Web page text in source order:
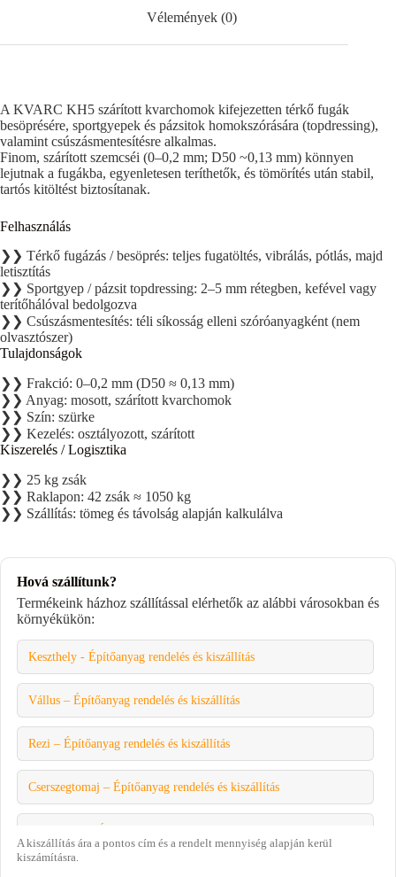
Vélemények (0)
A KVARC KH5 szárított kvarchomok kifejezetten térkő fugák
besöprésére, sportgyepek és pázsitok homokszórására (topdressing),
valamint csúszásmentesítésre alkalmas.
Finom, szárított szemcséi (0–0,2 mm; D50 ~0,13 mm) könnyen
lejutnak a fugákba, egyenletesen teríthetők, és tömörítés után stabil,
tartós kitöltést biztosítanak.
Felhasználás
❯❯ Térkő fugázás / besöprés: teljes fugatöltés, vibrálás, pótlás, majd
letisztítás
❯❯ Sportgyep / pázsit topdressing: 2–5 mm rétegben, kefével vagy
terítőhálóval bedolgozva
❯❯ Csúszásmentesítés: téli síkosság elleni szóróanyagként (nem
olvasztószer)
Tulajdonságok
❯❯ Frakció: 0–0,2 mm (D50 ≈ 0,13 mm)
❯❯ Anyag: mosott, szárított kvarchomok
❯❯ Szín: szürke
❯❯ Kezelés: osztályozott, szárított
Kiszerelés / Logisztika
❯❯ 25 kg zsák
❯❯ Raklapon: 42 zsák ≈ 1050 kg
❯❯ Szállítás: tömeg és távolság alapján kalkulálva
Hová szállítunk?
Termékeink házhoz szállítással elérhetők az alábbi városokban és
környékükön:
Keszthely - Építőanyag rendelés és kiszállítás
Vállus – Építőanyag rendelés és kiszállítás
Rezi – Építőanyag rendelés és kiszállítás
Cserszegtomaj – Építőanyag rendelés és kiszállítás
A kiszállítás ára a pontos cím és a rendelt mennyiség alapján kerül
kiszámításra.